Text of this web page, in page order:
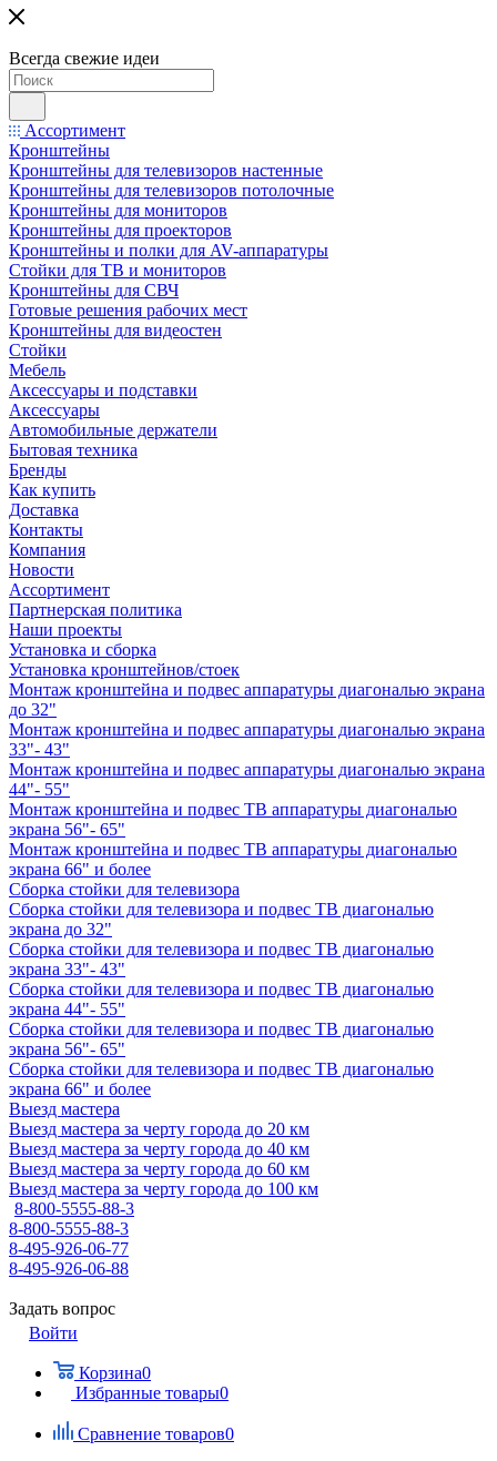
Всегда свежие идеи
Ассортимент
Кронштейны
Кронштейны для телевизоров настенные
Кронштейны для телевизоров потолочные
Кронштейны для мониторов
Кронштейны для проекторов
Кронштейны и полки для AV-аппаратуры
Стойки для ТВ и мониторов
Кронштейны для СВЧ
Готовые решения рабочих мест
Кронштейны для видеостен
Стойки
Мебель
Аксессуары и подставки
Аксессуары
Автомобильные держатели
Бытовая техника
Бренды
Как купить
Доставка
Контакты
Компания
Новости
Ассортимент
Партнерская политика
Наши проекты
Установка и сборка
Установка кронштейнов/стоек
Монтаж кронштейна и подвес аппаратуры диагональю экрана
до 32"
Монтаж кронштейна и подвес аппаратуры диагональю экрана
33"- 43"
Монтаж кронштейна и подвес аппаратуры диагональю экрана
44"- 55"
Монтаж кронштейна и подвес ТВ аппаратуры диагональю
экрана 56"- 65"
Монтаж кронштейна и подвес ТВ аппаратуры диагональю
экрана 66" и более
Сборка стойки для телевизора
Сборка стойки для телевизора и подвес ТВ диагональю
экрана до 32"
Сборка стойки для телевизора и подвес ТВ диагональю
экрана 33"- 43"
Сборка стойки для телевизора и подвес ТВ диагональю
экрана 44"- 55"
Сборка стойки для телевизора и подвес ТВ диагональю
экрана 56"- 65"
Сборка стойки для телевизора и подвес ТВ диагональю
экрана 66" и более
Выезд мастера
Выезд мастера за черту города до 20 км
Выезд мастера за черту города до 40 км
Выезд мастера за черту города до 60 км
Выезд мастера за черту города до 100 км
8-800-5555-88-3
8-800-5555-88-3
8-495-926-06-77
8-495-926-06-88
Задать вопрос
Войти
Корзина0
Избранные товары0
Сравнение товаров0